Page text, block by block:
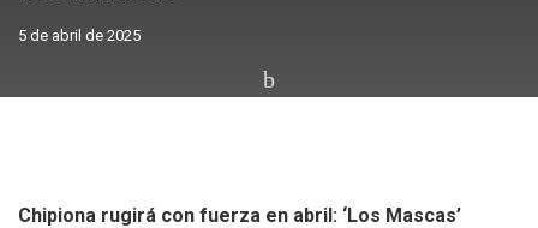
5 de abril de 2025
Chipiona rugirá con fuerza en abril: ‘Los Mascas’